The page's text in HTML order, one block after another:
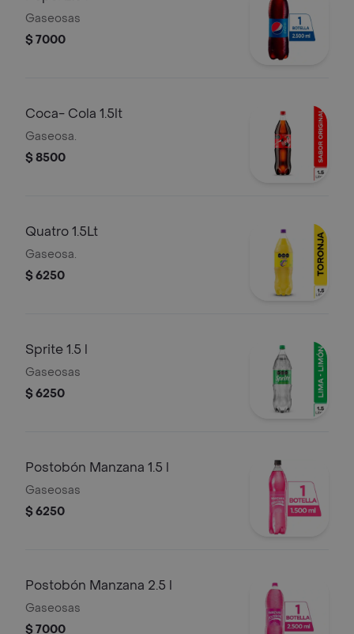
Gaseosas
$ 7000
Coca- Cola 1.5lt
Gaseosa.
$ 8500
Quatro 1.5Lt
Gaseosa.
$ 6250
Sprite 1.5 l
Gaseosas
$ 6250
Postobón Manzana 1.5 l
Gaseosas
$ 6250
Postobón Manzana 2.5 l
Gaseosas
$ 7000